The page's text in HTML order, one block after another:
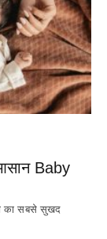
Baby
का सबसे सुखद